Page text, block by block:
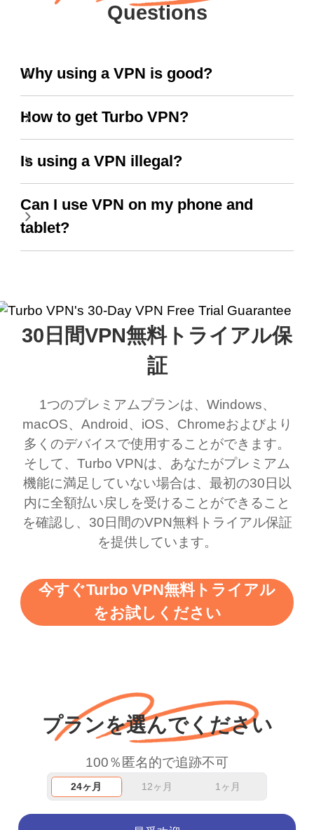
Questions
Why using a VPN is good?
How to get Turbo VPN?
Is using a VPN illegal?
Can I use VPN on my phone and
tablet?
30日間VPN無料トライアル保
証
1つのプレミアムプランは、Windows、
macOS、Android、iOS、Chromeおよびより
多くのデバイスで使用することができます。
そして、Turbo VPNは、あなたがプレミアム
機能に満足していない場合は、最初の30日以
内に全額払い戻しを受けることができること
を確認し、30日間のVPN無料トライアル保証
を提供しています。
今すぐTurbo VPN無料トライアル
をお試しください
プランを選んでください
100％匿名的で追跡不可
24ヶ月 12ヶ月 1ヶ月